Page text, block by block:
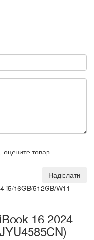
оцените товар
Надіслати
16 2024